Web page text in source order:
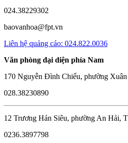
024.38229302
baovanhoa@fpt.vn
Liên hệ quảng cáo: 024.822.0036
Văn phòng đại diện phía Nam
170 Nguyễn Đình Chiểu, phường
028.38230890
12 Trương Hán Siêu, phường An Hải,
0236.3897798